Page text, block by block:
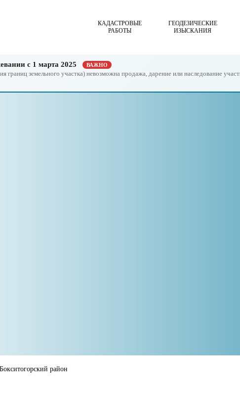
КАДАСТРОВЫЕ
РАБОТЫ
ГЕОДЕЗИЧЕСКИЕ
ИЗЫСКАНИЯ
с 1 марта 2025 ВАЖНО
границ земельного участка) невозможна продажа, дарение или наследование
Бокситогорский район